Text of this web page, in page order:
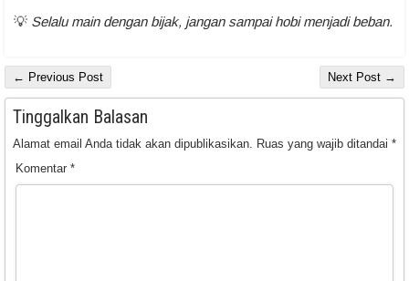
💡 Selalu main dengan bijak, jangan sampai hobi menjadi beban.
← Previous Post Next Post →
Tinggalkan Balasan
Alamat email Anda tidak akan dipublikasikan. Ruas yang wajib ditandai *
Komentar *